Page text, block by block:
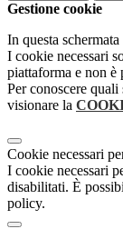
Gestione cookie
In questa
I cookie necessari
piattaforma e non è
Per conoscere
visionare la
Cookie necessari
I cookie necessari
disabilitati. È
policy.